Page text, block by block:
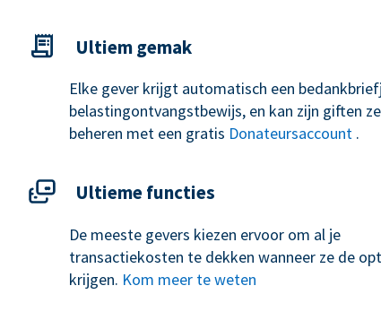
Ultiem gemak
Elke gever krijgt automatisch een
belastingontvangstbewijs, en kan zijn giften
beheren met een gratis Donateursaccount .
Ultieme functies
De meeste gevers kiezen ervoor om al je
transactiekosten te dekken wanneer ze de
krijgen. Kom meer te weten